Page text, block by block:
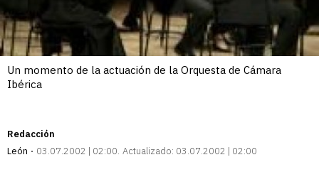
Un momento de la actuación de la Orquesta de Cámara
Ibérica
Redacción
León
03.07.2002 | 02:00 Actualizado: 03.07.2002 | 02:00